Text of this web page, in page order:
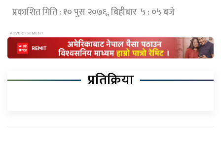
प्रकाशित मिति : १० पुस २०७६, बिहीबार ५ : ०५ बजे
प्रतिक्रिया